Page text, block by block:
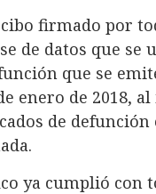
firmado por
de datos que
que se
enero de 2018,
de defunción
ya cumplió con